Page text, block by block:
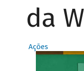
da
Ações